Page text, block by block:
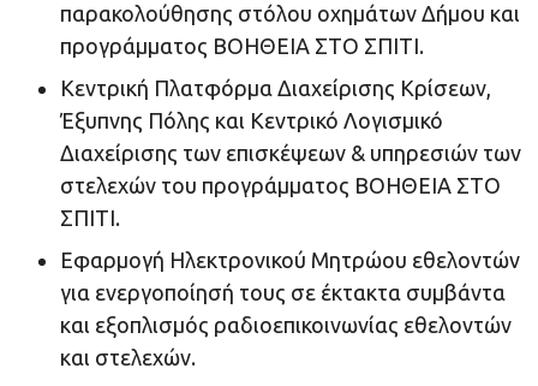
παρακολούθησης στόλου οχημάτων Δήμου και
προγράμματος ΒΟΗΘΕΙΑ ΣΤΟ ΣΠΙΤΙ.
Κεντρική Πλατφόρμα Διαχείρισης Κρίσεων,
Έξυπνης Πόλης και Κεντρικό Λογισμικό
Διαχείρισης των επισκέψεων & υπηρεσιών των
στελεχών του προγράμματος ΒΟΗΘΕΙΑ ΣΤΟ
ΣΠΙΤΙ.
Εφαρμογή Ηλεκτρονικού Μητρώου εθελοντών
για ενεργοποίησή τους σε έκτακτα συμβάντα
και εξοπλισμός ραδιοεπικοινωνίας εθελοντών
και στελεχών.